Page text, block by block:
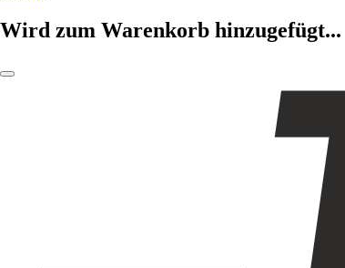
Wird zum Warenkorb hinzugefügt...